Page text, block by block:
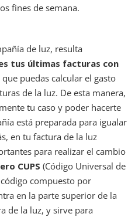
fines de semana.
de luz, resulta
tus últimas facturas con
que puedas calcular el gasto
de la luz. De esta manera,
tu caso y poder hacerte
está preparada para igualar
en tu factura de la luz
para realizar el cambio
CUPS (Código Universal de
compuesto por
en la parte superior de la
de la luz, y sirve para